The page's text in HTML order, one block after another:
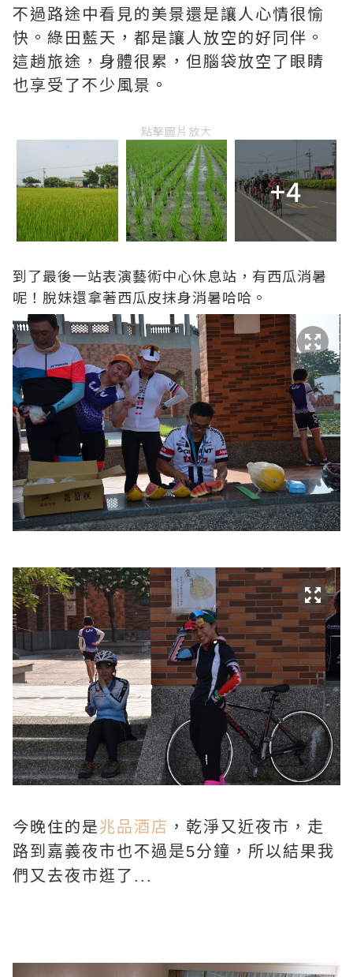
不過路途中看見的美景還是讓人心情很愉
快。綠田藍天，都是讓人放空的好同伴。
這趟旅途，身體很累，但腦袋放空了眼睛
也享受了不少風景。
點擊圖片放大
+4
到了最後一站表演藝術中心休息站，有西瓜消暑
呢！脫妹還拿著西瓜皮抹身消暑哈哈。
今晚住的是兆品酒店 ，乾淨又近夜市，走
路到嘉義夜市也不過是5分鐘，所以結果我
們又去夜市逛了...